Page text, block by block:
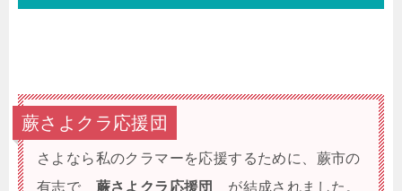
蕨さよクラ応援団
さよなら私のクラマーを応援するために、蕨市の
有志で 蕨さよクラ応援団
が結成されました。